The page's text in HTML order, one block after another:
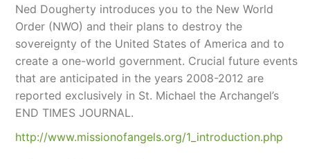
Ned Dougherty introduces you to the New World
Order (NWO) and their plans to destroy the
sovereignty of the United States of America and to
create a one-world government. Crucial future events
that are anticipated in the years 2008-2012 are
reported exclusively in St. Michael the Archangel’s
END TIMES JOURNAL.
http://www.missionofangels.org/1_introduction.php